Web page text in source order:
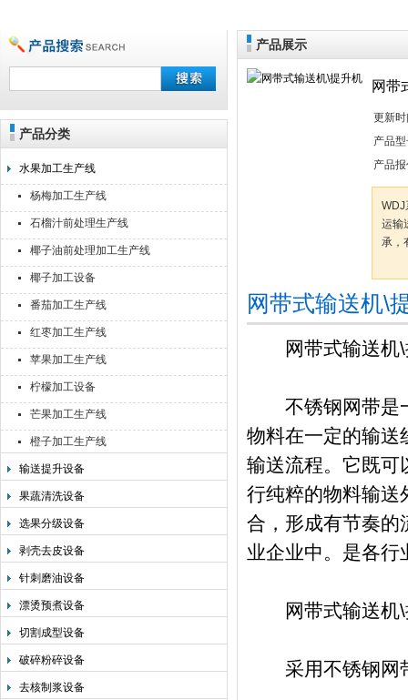
靖江佳莉食品机械有限公司
产品分类
水果加工生产线
杨梅加工生产线
石榴汁前处理生产线
椰子油前处理加工生产线
椰子加工设备
番茄加工生产线
红枣加工生产线
苹果加工生产线
柠檬加工设备
芒果加工生产线
橙子加工生产线
输送提升设备
果蔬清洗设备
选果分级设备
剥壳去皮设备
针刺磨油设备
漂烫预煮设备
切割成型设备
破碎粉碎设备
去核制浆设备
产品展示
网带
更新
产品
产品
WDJ
运输
承，
网带式输送机\
网带式输送机\
不锈钢网带是一
物料在一定的输送
输送流程。它既可
行纯粹的物料输送
合，形成有节奏的
业企业中。是各行
网带式输送机\
采用不锈钢网带